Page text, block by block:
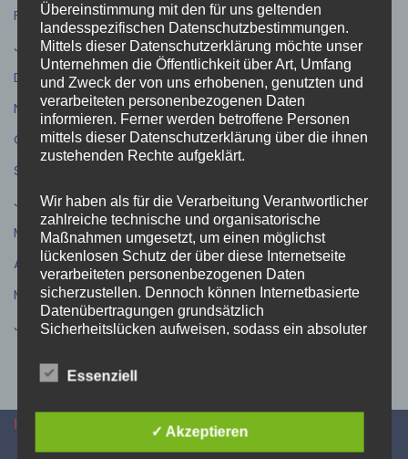
Februar 2026(4)
Januar 2026(1)
Dezember 2025(5)
November 2025(11)
Oktober 2025(6)
September 2025
Juli 2025(6)
Mai 2025(7)
April 2025(8)
März 2025(7)
Januar 2025(2)
INFORMATIONEN
Übereinstimmung mit den für uns geltenden
landesspezifischen Datenschutzbestimmungen.
Mittels dieser Datenschutzerklärung möchte unser
Unternehmen die Öffentlichkeit über Art, Umfang
und Zweck der von uns erhobenen, genutzten und
verarbeiteten personenbezogenen Daten
informieren. Ferner werden betroffene Personen
mittels dieser Datenschutzerklärung über die ihnen
zustehenden Rechte aufgeklärt.
Wir haben als für die Verarbeitung Verantwortlicher
zahlreiche technische und organisatorische
Maßnahmen umgesetzt, um einen möglichst
lückenlosen Schutz der über diese Internetseite
verarbeiteten personenbezogenen Daten
sicherzustellen. Dennoch können Internetbasierte
Datenübertragungen grundsätzlich
Sicherheitslücken aufweisen, sodass ein absoluter
diesem Grund steht es jeder betroffenen Person
frei, personenbezogene Daten auch auf
Essenziell
✓ Akzeptieren